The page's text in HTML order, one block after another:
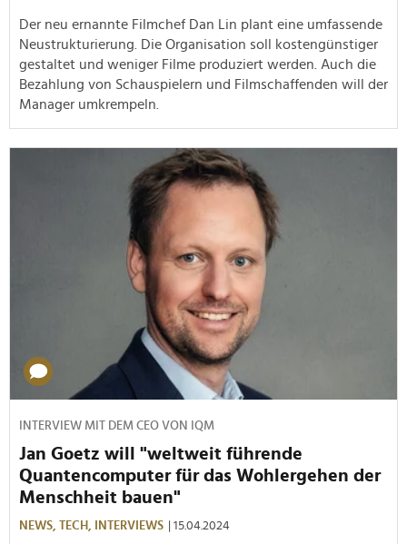
Der neu ernannte Filmchef Dan Lin plant eine umfassende
Neustrukturierung. Die Organisation soll kostengünstiger
gestaltet und weniger Filme produziert werden. Auch die
Bezahlung von Schauspielern und Filmschaffenden will der
Manager umkrempeln.
INTERVIEW MIT DEM CEO VON IQM
Jan Goetz will "weltweit führende
Quantencomputer für das Wohlergehen der
Menschheit bauen"
NEWS, TECH, INTERVIEWS | 15.04.2024